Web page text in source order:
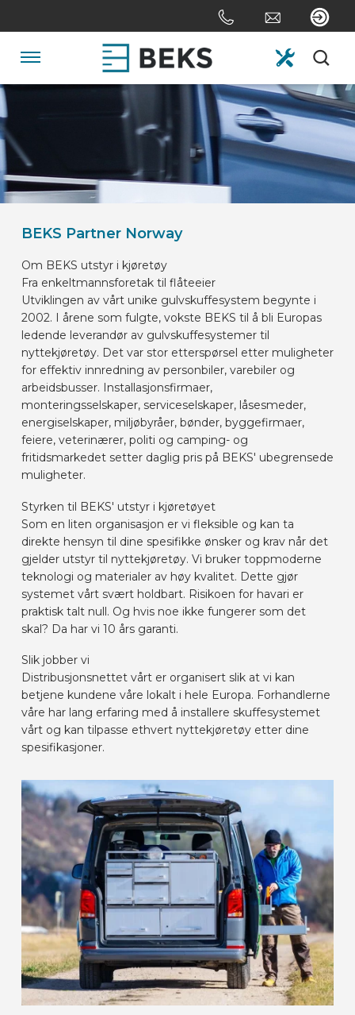
to
OM OSS
SKREDDERSYDD
SEKTORER
BILMERKER
KONTAKT
KJØRETØYUTSTYR ONLINE
NO
BEKS Partner Norway
Om BEKS utstyr i kjøretøy
Fra enkeltmannsforetak til flåteeier
Utviklingen av vårt unike gulvskuffesystem begynte i
2002. I årene som fulgte, vokste BEKS til å bli Europas
ledende leverandør av gulvskuffesystemer til
nyttekjøretøy. Det var stor etterspørsel etter muligheter
for effektiv innredning av personbiler, varebiler og
arbeidsbusser. Installasjonsfirmaer,
monteringsselskaper, serviceselskaper, låsesmeder,
energiselskaper, miljøbyråer, bønder, byggefirmaer,
feiere, veterinærer, politi og camping- og
fritidsmarkedet setter daglig pris på BEKS' ubegrensede
muligheter.
Styrken til BEKS' utstyr i kjøretøyet
Som en liten organisasjon er vi fleksible og kan ta
direkte hensyn til dine spesifikke ønsker og krav når det
gjelder utstyr til nyttekjøretøy. Vi bruker toppmoderne
teknologi og materialer av høy kvalitet. Dette gjør
systemet vårt svært holdbart. Risikoen for havari er
praktisk talt null. Og hvis noe ikke fungerer som det
skal? Da har vi 10 års garanti.
Slik jobber vi
Distribusjonsnettet vårt er organisert slik at vi kan
betjene kundene våre lokalt i hele Europa. Forhandlerne
våre har lang erfaring med å installere skuffesystemet
vårt og kan tilpasse ethvert nyttekjøretøy etter dine
spesifikasjoner.